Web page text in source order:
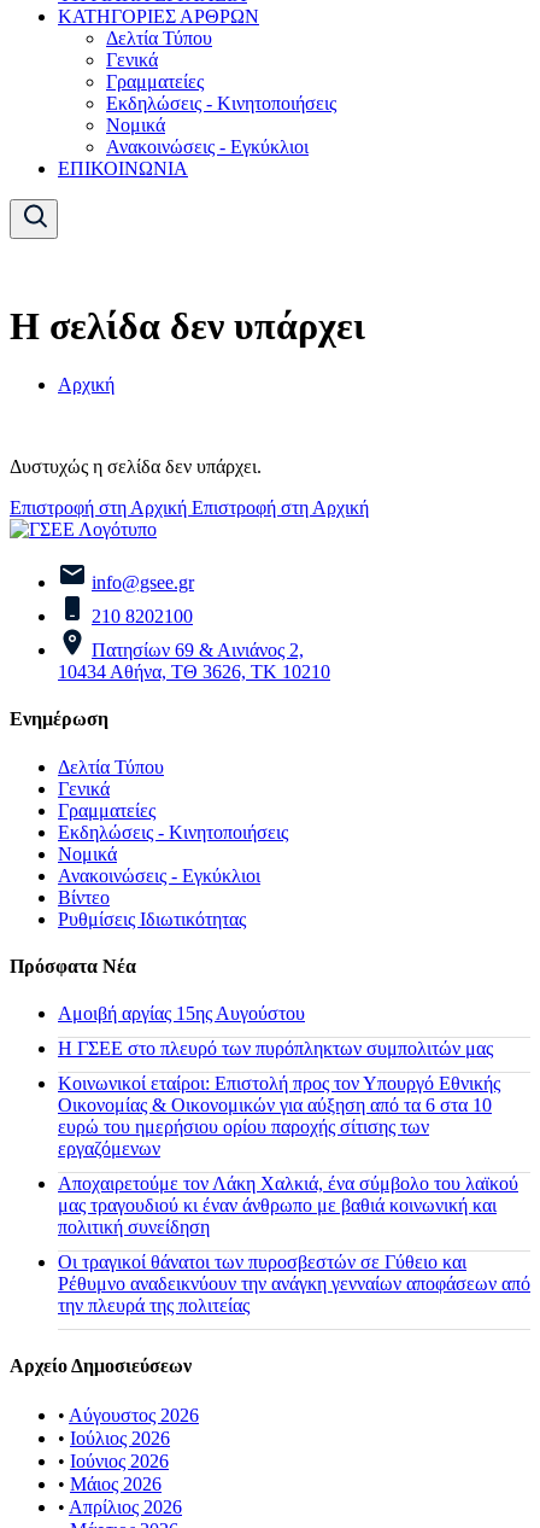
ΚΑΤΗΓΟΡΙΕΣ ΑΡΘΡΩΝ
Δελτία Τύπου
Γενικά
Γραμματείες
Εκδηλώσεις - Κινητοποιήσεις
Νομικά
Ανακοινώσεις - Εγκύκλιοι
ΕΠΙΚΟΙΝΩΝΙΑ
Η σελίδα δεν υπάρχει
Αρχική
Δυστυχώς η σελίδα δεν υπάρχει.
Επιστροφή στη Αρχική Επιστροφή στη Αρχική
info@gsee.gr
210 8202100
Πατησίων 69 & Αινιάνος 2,
10434 Αθήνα, ΤΘ 3626, ΤΚ 10210
Ενημέρωση
Δελτία Τύπου
Γενικά
Γραμματείες
Εκδηλώσεις - Κινητοποιήσεις
Νομικά
Ανακοινώσεις - Εγκύκλιοι
Βίντεο
Ρυθμίσεις Ιδιωτικότητας
Πρόσφατα Νέα
Αμοιβή αργίας 15ης Αυγούστου
H ΓΣΕΕ στο πλευρό των πυρόπληκτων συμπολιτών μας
Κοινωνικοί εταίροι: Επιστολή προς τον Υπουργό Εθνικής
Οικονομίας & Οικονομικών για αύξηση από τα 6 στα 10
ευρώ του ημερήσιου ορίου παροχής σίτισης των
εργαζόμενων
Αποχαιρετούμε τον Λάκη Χαλκιά, ένα σύμβολο του λαϊκού
μας τραγουδιού κι έναν άνθρωπο με βαθιά κοινωνική και
πολιτική συνείδηση
Οι τραγικοί θάνατοι των πυροσβεστών σε Γύθειο και
Ρέθυμνο αναδεικνύουν την ανάγκη γενναίων αποφάσεων από
την πλευρά της πολιτείας
Αρχείο Δημοσιεύσεων
• Αύγουστος 2026
• Ιούλιος 2026
• Ιούνιος 2026
• Μάιος 2026
• Απρίλιος 2026